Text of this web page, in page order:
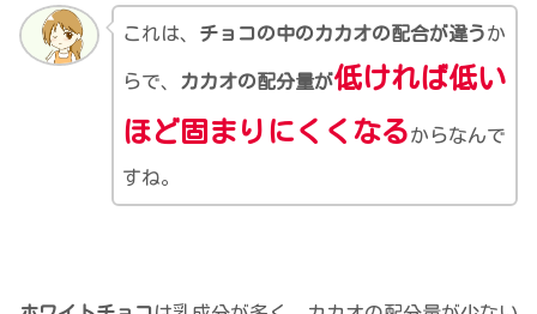
これは、 チョコの中のカカオの配合が違うか
らで、 カカオの配分量が低ければ低い
ほど固まりにくくなるからなんで
すね。